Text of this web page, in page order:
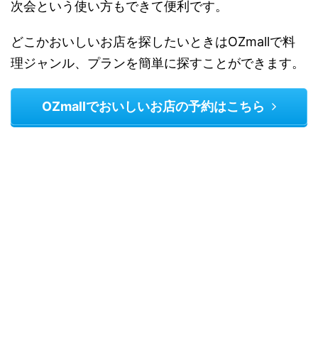
次会という使い方もできて便利です。
どこかおいしいお店を探したいときはOZmallで料
理ジャンル、プランを簡単に探すことができます。
OZmallでおいしいお店の予約はこちら